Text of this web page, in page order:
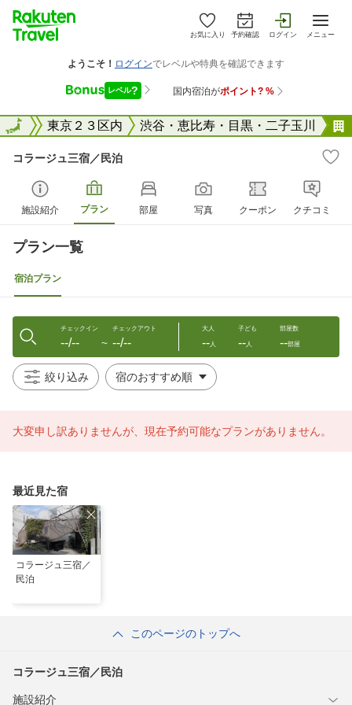
お気に入り 予約確認 ログイン メニュー
京都 東京２３区内 渋谷・恵比寿・目黒・二子玉川
全国
コラージュ三宿／民泊
施設紹介 プラン 部屋 写真 クーポン クチコミ
プラン一覧
宿泊プラン
チェックイン
--/-- 〜
チェックアウト
--/--
大人
--人
子ども
--人
部屋数
--部屋
絞り込み
大変申し訳ありませんが、現在予約可能なプランがありません。
最近見た宿
コラージュ三宿／
民泊
このページのトップへ
コラージュ三宿／民泊
施設紹介